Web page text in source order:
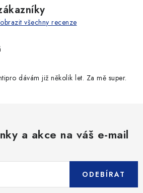
údajů
všechny recenze
dávám již několik let. Za mě super.
a akce na váš e-mail
ODEBÍRAT